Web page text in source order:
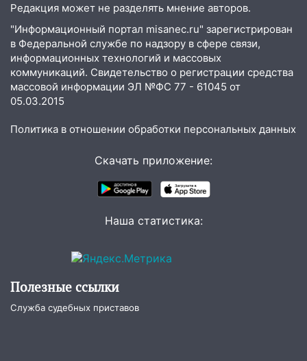
14:01
Инсценировали ДТП и получили
более 4,6 миллиона рублей: перед
судом предстанет банда
автоподставщиков
13:36 В Инзе произошел крупный пожар
13:00 В суде защитили репутацию
обвиняли в жестоком обращении с
Ульяновской области перевозчик
120 тысяч долга
11:49 Снят режим «Ракетная
опасность» на территории Ульяновской
области
Редакция может не разделять мнение авторов.
"Информационный портал misanec.ru" зарегистрирован
в Федеральной службе по надзору в сфере связи,
информационных технологий и массовых
коммуникаций. Свидетельство о регистрации средства
массовой информации ЭЛ №ФС 77 - 61045 от
05.03.2015
Политика в отношении обработки персональных данных
Скачать приложение:
Наша статистика:
Полезные ссылки
Служба судебных приставов